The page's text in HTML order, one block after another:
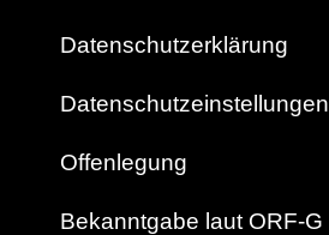
Datenschutzerklärung
Datenschutzeinstellungen
Offenlegung
Bekanntgabe laut ORF-G